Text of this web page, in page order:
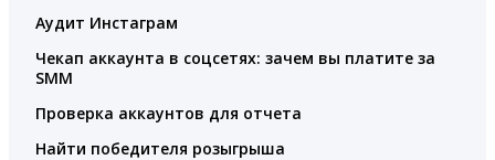
Аудит Инстаграм
Чекап аккаунта в соцсетях: зачем вы платите за
SMM
Проверка аккаунтов для отчета
Найти победителя розыгрыша